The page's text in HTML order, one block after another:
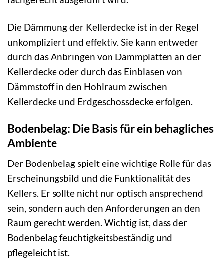
Die Dämmung der Kellerdecke ist in der Regel
unkompliziert und effektiv. Sie kann entweder
durch das Anbringen von Dämmplatten an der
Kellerdecke oder durch das Einblasen von
Dämmstoff in den Hohlraum zwischen
Kellerdecke und Erdgeschossdecke erfolgen.
Bodenbelag: Die Basis für ein behagliches
Ambiente
Der Bodenbelag spielt eine wichtige Rolle für das
Erscheinungsbild und die Funktionalität des
Kellers. Er sollte nicht nur optisch ansprechend
sein, sondern auch den Anforderungen an den
Raum gerecht werden. Wichtig ist, dass der
Bodenbelag feuchtigkeitsbeständig und
pflegeleicht ist.